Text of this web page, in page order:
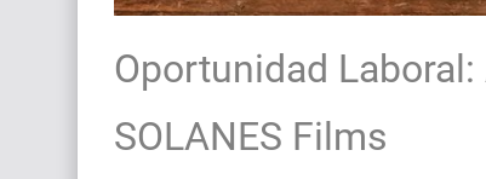
Oportunidad
SOLANES Films